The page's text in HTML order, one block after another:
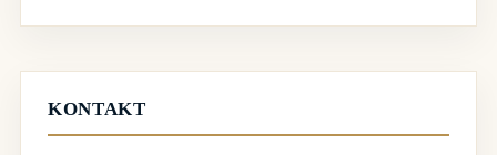
KONTAKT